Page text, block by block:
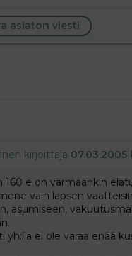
asiaton viesti
kirjoittaja
160 e on varmaankin
vain lapsen
asumiseen,
yh:lla ei ole varaa enää